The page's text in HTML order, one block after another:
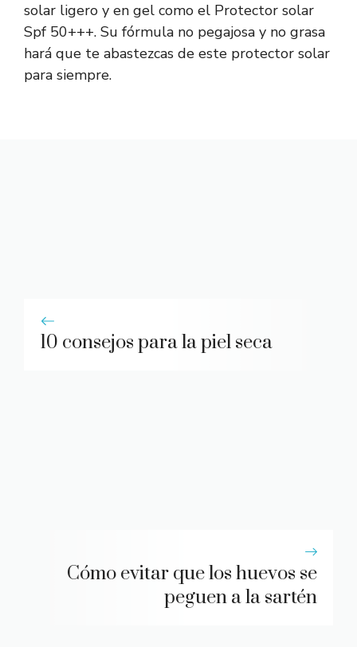
solar ligero y en gel como el Protector solar
Spf 50+++. Su fórmula no pegajosa y no grasa
hará que te abastezcas de este protector solar
para siempre.
10 consejos para la piel seca
Cómo evitar que los huevos se
peguen a la sartén